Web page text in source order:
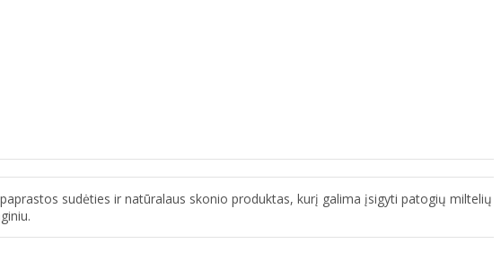
sudėties ir natūralaus skonio produktas, kurį galima įsigyti patogių miltelių